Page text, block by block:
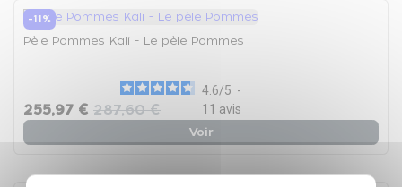
-11%
Pèle Pommes Kali - Le pèle Pommes
4.6/5 -
11 avis
255,97 € 287,60 €
Voir